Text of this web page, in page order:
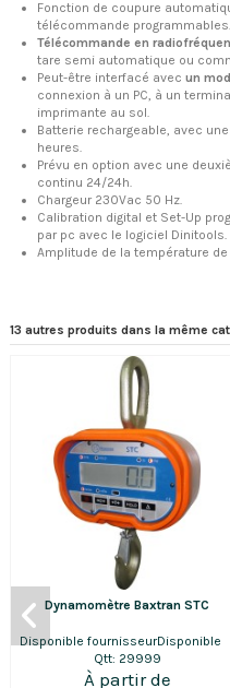
Fonction de coupure
télécommande programmables.
Télécommande en
tare semi automatique ou
Peut-être interfacé avec un
connexion à un PC, à un
imprimante au sol.
Batterie rechargeable, avec
heures.
Prévu en option avec une
continu 24/24h.
Chargeur 230Vac 50 Hz.
Calibration digital et Set-Up
par pc avec le logiciel Dinitools.
Amplitude de la température
13 autres produits dans la même
Dynamomètre Baxtran STC
Disponible fournisseurDisponible
Qtt: 29999